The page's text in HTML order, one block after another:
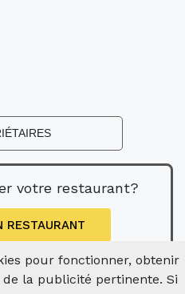
votre restaurant?
RESTAURANT
pour fonctionner, obtenir
la publicité pertinente. Si